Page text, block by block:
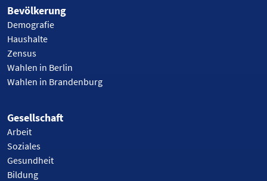
Bevölkerung
Demografie
Haushalte
Zensus
Wahlen in Berlin
Wahlen in Brandenburg
Gesellschaft
Arbeit
Soziales
Gesundheit
Bildung